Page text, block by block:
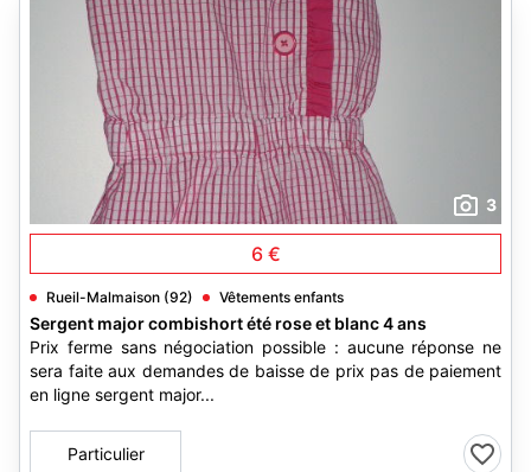
3
6 €
Rueil-Malmaison (92) Vêtements enfants
Sergent major combishort été rose et blanc 4 ans
Prix ferme sans négociation possible : aucune réponse ne
sera faite aux demandes de baisse de prix pas de paiement
en ligne sergent major...
Particulier